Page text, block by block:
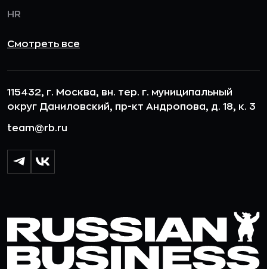
HR
Смотреть все
115432, г. Москва, вн. тер. г. муниципальный
округ Даниловский, пр-кт Андропова, д. 18, к. 3
team@rb.ru